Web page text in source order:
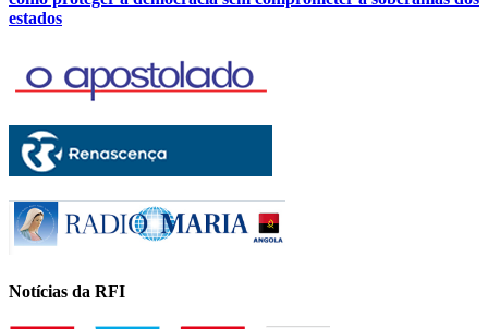
estados
Notícias da RFI